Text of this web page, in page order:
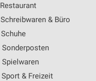
Restaurant
Schreibwaren & Büro
Schuhe
Sonderposten
Spielwaren
Sport & Freizeit